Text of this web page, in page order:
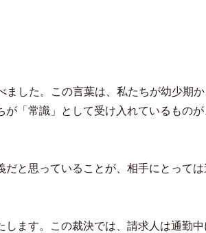
した。この言葉は、私たちが幼少期
「常識」として受け入れているもの
と思っていることが、相手にとって
ます。この裁決では、請求人は通勤